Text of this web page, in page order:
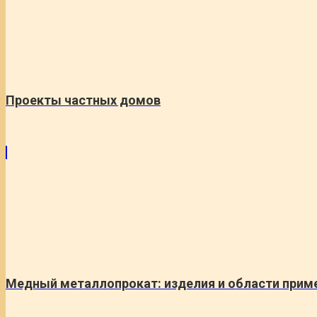
Проекты частных домов
Медный металлопрокат: изделия и области